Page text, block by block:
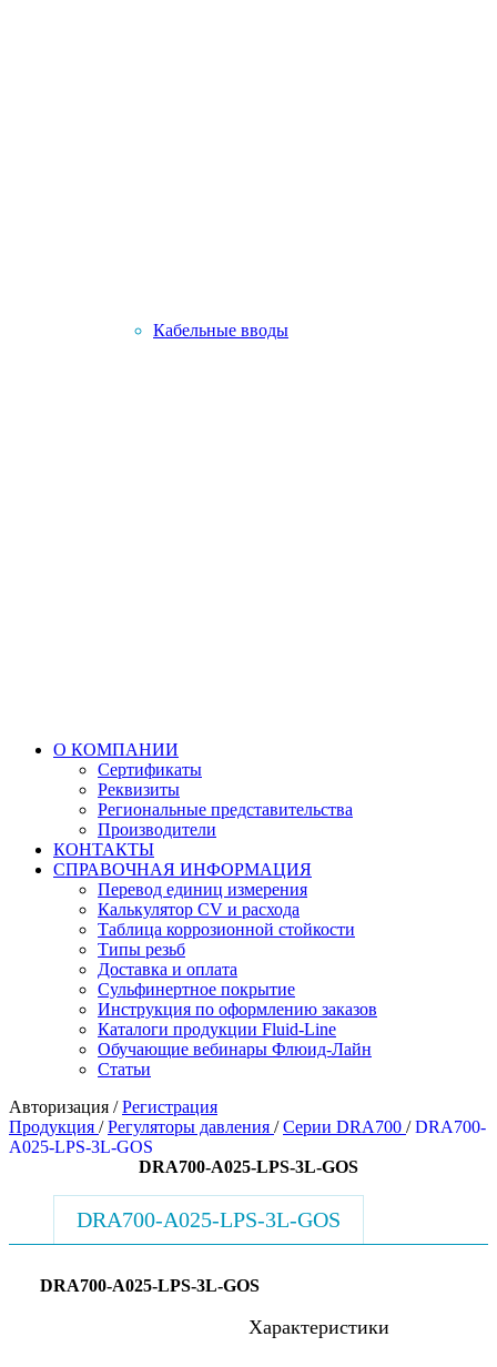
Кабельные вводы
О КОМПАНИИ
Сертификаты
Реквизиты
Региональные представительства
Производители
КОНТАКТЫ
СПРАВОЧНАЯ ИНФОРМАЦИЯ
Перевод единиц измерения
Калькулятор CV и расхода
Таблица коррозионной стойкости
Типы резьб
Доставка и оплата
Сульфинертное покрытие
Инструкция по оформлению заказов
Каталоги продукции Fluid-Line
Обучающие вебинары Флюид-Лайн
Статьи
Авторизация /Регистрация
Продукция /Регуляторы давления /Серии DRA700 /DRA700-
A025-LPS-3L-GOS
DRA700-A025-LPS-3L-GOS
DRA700-A025-LPS-3L-GOS
DRA700-A025-LPS-3L-GOS
Характеристики